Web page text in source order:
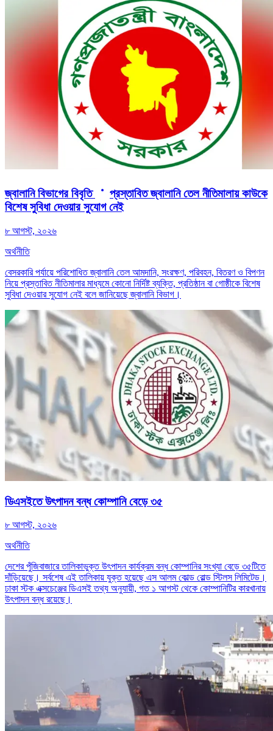
জ্বালানি বিভাগের বিবৃতি
প্রস্তাবিত জ্বালানি তেল নীতিমালায় কাউকে
বিশেষ সুবিধা দেওয়ার সুযোগ নেই
৮ আগস্ট, ২০২৬
অর্থনীতি
বেসরকারি পর্যায়ে পরিশোধিত জ্বালানি তেল আমদানি, সংরক্ষণ, পরিবহন, বিতরণ ও বিপণন
নিয়ে প্রস্তাবিত নীতিমালার মাধ্যমে কোনো নির্দিষ্ট ব্যক্তি, প্রতিষ্ঠান বা গোষ্ঠীকে বিশেষ
সুবিধা দেওয়ার সুযোগ নেই বলে জানিয়েছে জ্বালানি বিভাগ।
ডিএসইতে উৎপাদন বন্ধ কোম্পানি বেড়ে ৩৫
৮ আগস্ট, ২০২৬
অর্থনীতি
দেশের পুঁজিবাজারে তালিকাভুক্ত উৎপাদন কার্যক্রম বন্ধ কোম্পানির সংখ্যা বেড়ে ৩৫টিতে
দাঁড়িয়েছে। সর্বশেষ এই তালিকায় যুক্ত হয়েছে এস আলম কোল্ড রোল্ড স্টিলস লিমিটেড।
ঢাকা স্টক এক্সচেঞ্জের ডিএসই তথ্য অনুযায়ী, গত ১ আগস্ট থেকে কোম্পানিটির কারখানায়
উৎপাদন বন্ধ রয়েছে।